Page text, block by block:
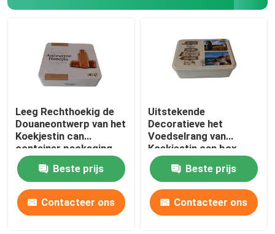
Thuis
Leeg Rechthoekig de
Douaneontwerp van het
Koekjestin can
container packaging
with Scharnierend
Deksel Beste prijs
Contacteer ons
Uitstekende
Decoratieve het
Voedselrang van
Koekjestin can box
medium rectangular
Beste prijs
Contacteer ons